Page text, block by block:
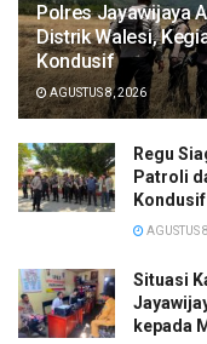
Polres Jayawijaya
Distrik Walesi,
Kondusif
AGUSTUS 8, 2026
Regu
Patroli
Kondusif
AGUSTUS
Situasi
kepada